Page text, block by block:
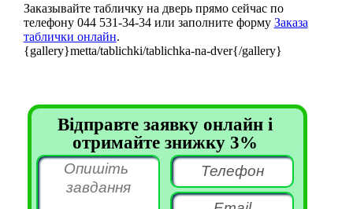
Заказывайте табличку на дверь прямо сейчас по
телефону 044 531-34-34 или заполните форму Заказа
таблички онлайн.
{gallery}metta/tablichki/tablichka-na-dver{/gallery}
Відправте заявку онлайн і
отримайте знижку 3%